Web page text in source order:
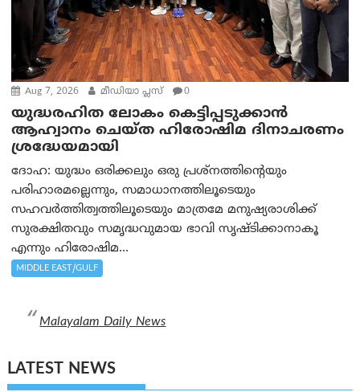
Aug 7, 2026 മീഡിയാ പ്ലസ് 0
യുദ്ധരഹിത ലോകം കെട്ടിപ്പടുക്കാന്‍
ആഹ്വാനം ചെയ്ത ഹിരോഷിമ ദിനാചരണം
ശ്രദ്ധേയമായി
ദോഹ: യുദ്ധം ഒരിക്കലും ഒരു പ്രശ്‌നത്തിന്റെയും
പരിഹാരമല്ലെന്നും, സമാധാനത്തിലൂടെയും
സഹവര്‍ത്തിത്വത്തിലൂടെയും മാത്രമേ മനുഷ്യരാശിക്ക്
സുരക്ഷിതവും സമൃദ്ധവുമായ ഭാവി സൃഷ്ടിക്കാനാകൂ
എന്നും ഹിരോഷിമ...
MIDDLE EAST/GULF
Malayalam Daily News
LATEST NEWS